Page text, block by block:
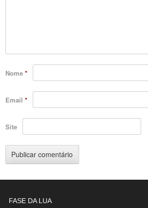
Nome*
Email*
Site
FASE DA LUA